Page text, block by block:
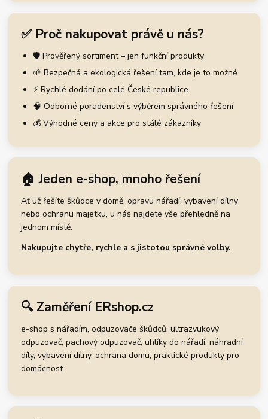
✅ Proč nakupovat právě u nás?
🛡️ Prověřený sortiment – jen funkční produkty
🌱 Bezpečná a ekologická řešení tam, kde je to možné
⚡ Rychlé dodání po celé České republice
🧠 Odborné poradenství s výběrem správného řešení
💰 Výhodné ceny a akce pro stálé zákazníky
🏠 Jeden e-shop, mnoho řešení
Ať už řešíte škůdce v domě, opravu nářadí, vybavení dílny
nebo ochranu majetku, u nás najdete vše přehledně na
jednom místě.
Nakupujte chytře, rychle a s jistotou správné volby.
🔍 Zaměření ERshop.cz
e-shop s nářadím, odpuzovače škůdců, ultrazvukový
odpuzovač, pachový odpuzovač, uhlíky do nářadí, náhradní
díly, vybavení dílny, ochrana domu, praktické produkty pro
domácnost